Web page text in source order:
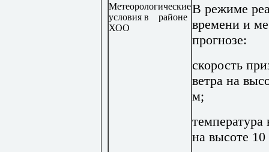
Метеорологические
условия в районе
ХОО
В режиме
времени и
прогнозе:
скорость
ветра на
м;
температура
на высоте